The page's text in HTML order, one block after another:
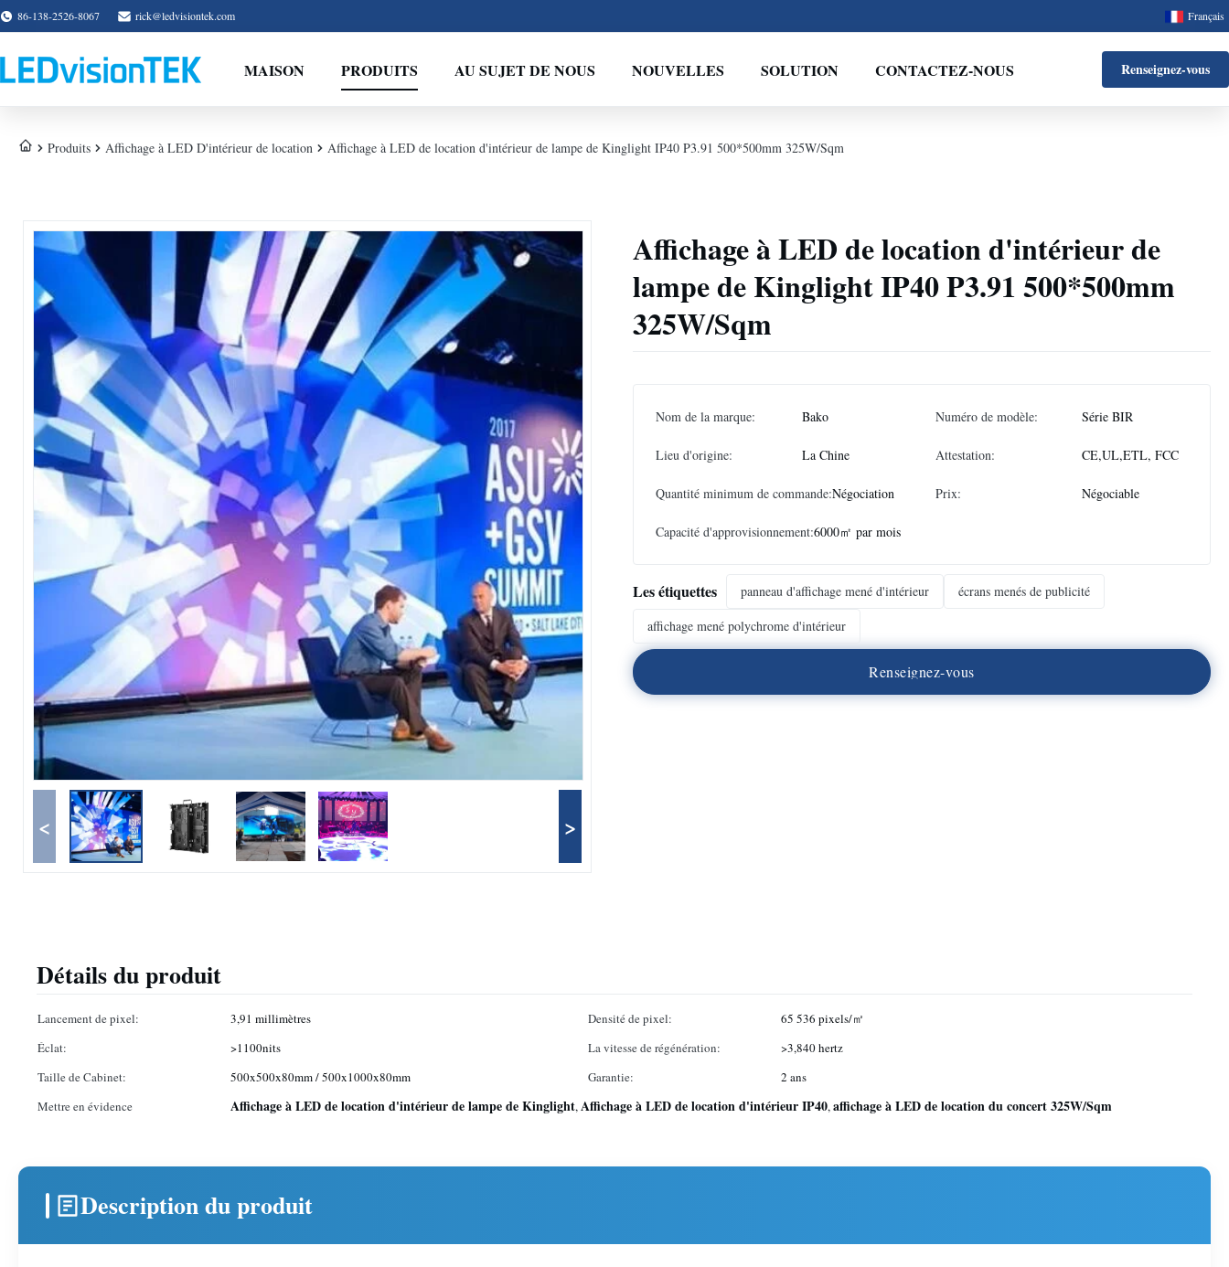
86-138-2526-8067 rick@ledvisiontek.com Français
MAISON PRODUITS AU SUJET DE NOUS NOUVELLES SOLUTION CONTACTEZ-NOUS Renseignez-vous
Produits Affichage à LED D'intérieur de location Affichage à LED de location d'intérieur de lampe de Kinglight IP40 P3.91 500*500mm 325W/Sqm
< >
Affichage à LED de location d'intérieur de
lampe de Kinglight IP40 P3.91 500*500mm
325W/Sqm
Nom de la marque: Bako Numéro de modèle: Série BIR
Lieu d'origine: La Chine Attestation: CE,UL,ETL, FCC
Quantité minimum de commande:Négociation Prix: Négociable
Capacité d'approvisionnement:6000㎡ par mois
Les étiquettes panneau d'affichage mené d'intérieur
écrans menés de publicité
affichage mené polychrome d'intérieur
Renseignez-vous
Détails du produit
Lancement de pixel: 3,91 millimètres Densité de pixel:
65 536 pixels/㎡
Éclat:
>1100nits La vitesse de régénération:
>3,840 hertz
Taille de Cabinet:
500x500x80mm / 500x1000x80mm Garantie:
2 ans
Mettre en évidence
Affichage à LED de location d'intérieur de lampe de Kinglight,Affichage à LED de location d'intérieur IP40,affichage à LED de location du concert 325W/Sqm
Description du produit